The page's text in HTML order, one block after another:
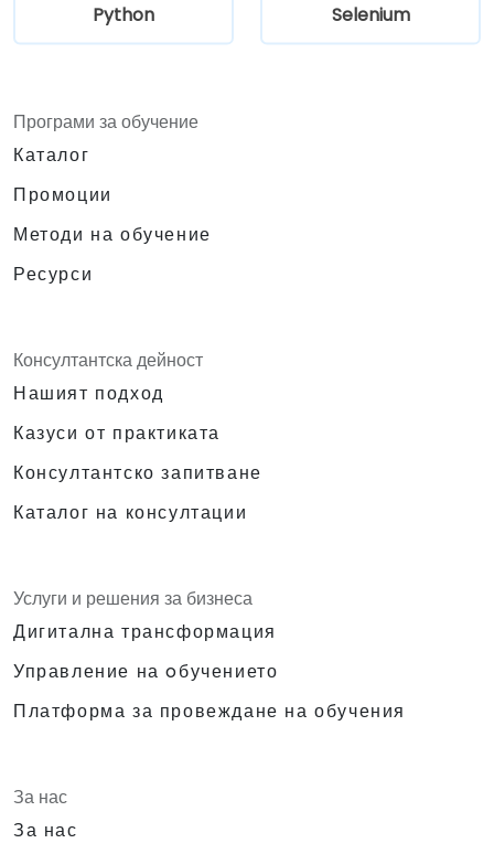
Python Selenium
Програми за обучение
Каталог
Промоции
Методи на обучение
Ресурси
Консултантска дейност
Нашият подход
Казуси от практиката
Консултантско запитване
Каталог на консултации
Услуги и решения за бизнеса
Дигитална трансформация
Управление на oбучението
Платформа за провеждане на обучения
За нас
За нас